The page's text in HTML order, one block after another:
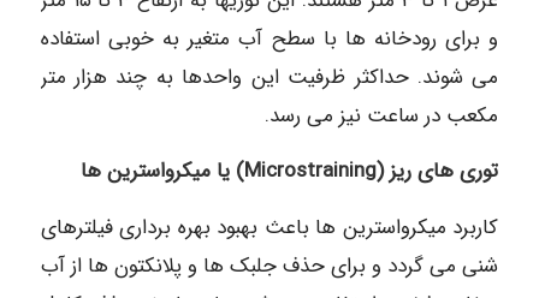
و برای رودخانه ها با سطح آب متغیر به خوبی استفاده
می شوند. حداکثر ظرفیت این واحدها به چند هزار متر
مکعب در ساعت نیز می رسد.
توری های ریز (Microstraining) یا میکرواسترین ها
کاربرد میکرواسترین ها باعث بهبود بهره برداری فیلترهای
شنی می گردد و برای حذف جلبک ها و پلانکتون ها از آب